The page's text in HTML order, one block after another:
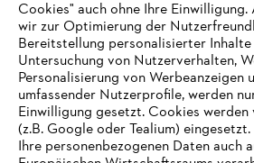
Cookies" auch ohne Ihre
wir zur Optimierung der
Bereitstellung personalisierter
Untersuchung von Nutzerverhalten,
Personalisierung von Werbeanzeigen
umfassender Nutzerprofile, werden
Einwilligung gesetzt. Cookies
(z.B. Google oder Tealium)
Ihre personenbezogenen Daten auch